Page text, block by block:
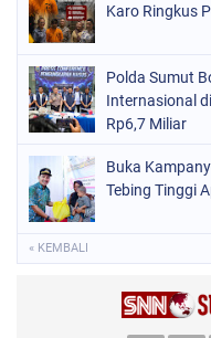
Karo Ringkus
Polda Sumut
Internasional
Rp6,7 Miliar
Buka
Tebing Tinggi
« KEMBALI